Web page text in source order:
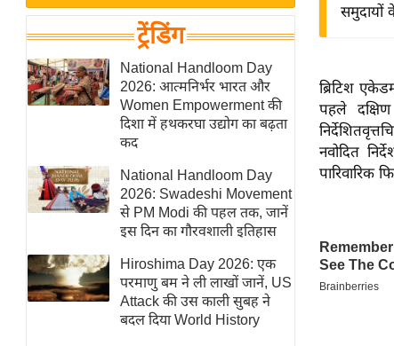
यंग इंडिया
साहित्य जगत
ऑटो वर्ल्ड
न्यूज ब्रीफ
मनोरंजन जगत
बॉलीवुड
हॉलीवुड
फिल्म समीक्षा
Breaking
News
लाइफस्टाइल
टेक्नॉलॉजी
ट्रेंडिंग
National Handloom Day
2026: आत्मनिर्भर भारत और
Women Empowerment की
दिशा में हथकरघा उद्योग का बढ़ता
कद
National Handloom Day
2026: Swadeshi Movement
से PM Modi की पहल तक, जानें
इस दिन का गौरवशाली इतिहास
Hiroshima Day 2026: एक
परमाणु बम ने ली लाखों जानें, US
Attack की उस काली सुबह ने
बदल दिया World History
समुदायों
ब्रिटिश
पहले दक्षिण
नवोदित
पारिवारिक